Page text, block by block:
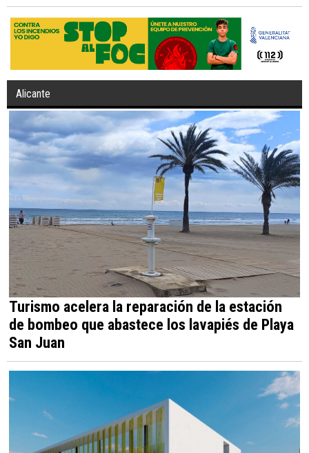
Alicante
Turismo acelera la reparación de la estación
de bombeo que abastece los lavapiés de Playa
San Juan